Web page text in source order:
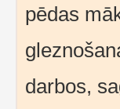
pēdas
darbos,